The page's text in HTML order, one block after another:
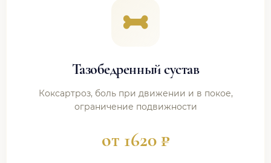
Тазобедренный сустав
Коксартроз, боль при движении и в покое,
ограничение подвижности
от 1620 ₽